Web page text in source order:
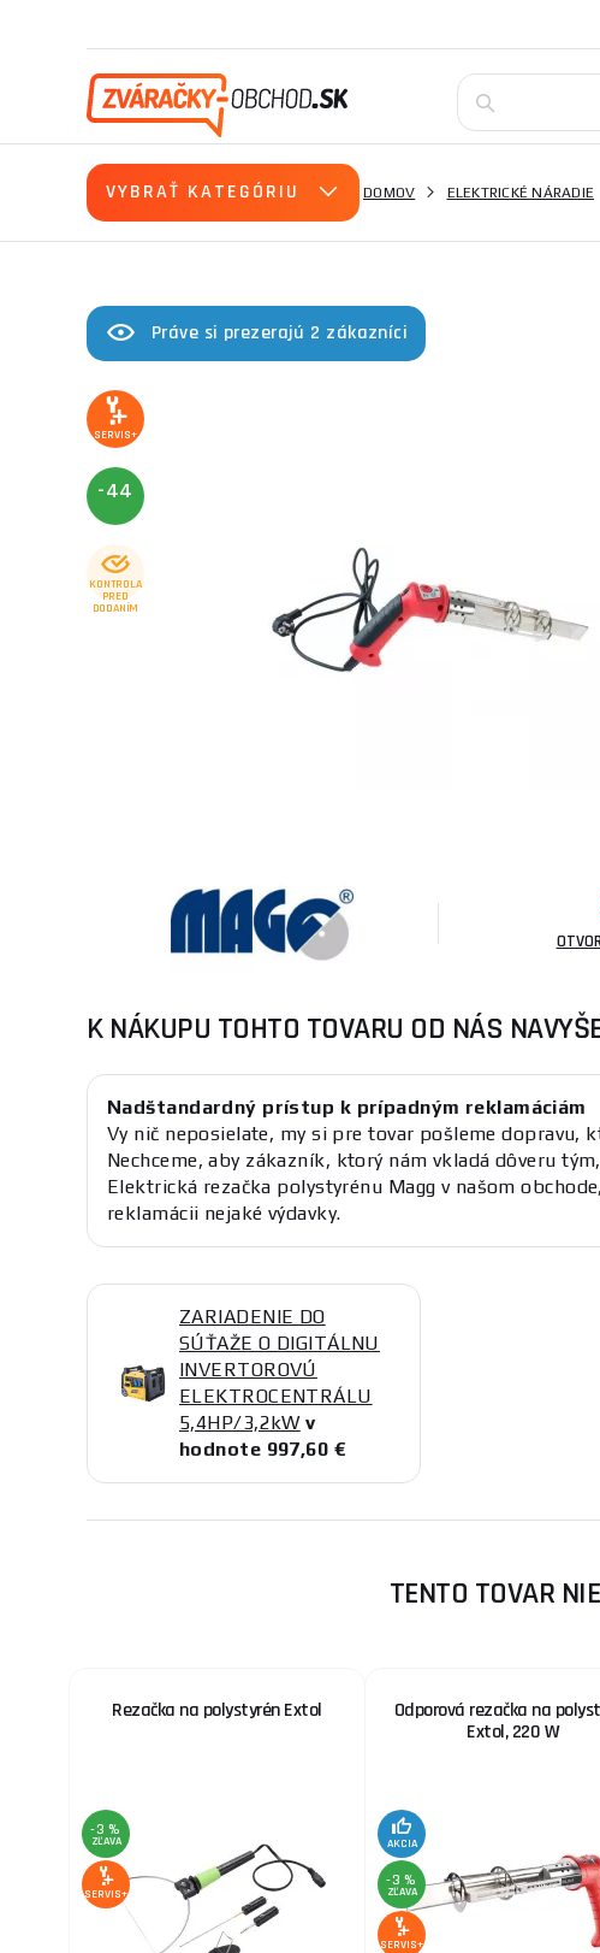
VYBRAŤ KATEGÓRIU DOMOV ELEKTRICKÉ NÁRADIE
Práve si prezerajú 2 zákazníci
SERVIS+
-44
ZĽAVA
KONTROLA
PRED
DODANÍM
K NÁKUPU TOHTO TOVARU OD NÁS
Nadštandardný prístup k prípadným reklamáciám
Vy nič neposielate, my si pre tovar pošleme dopravu,
Nechceme, aby zákazník, ktorý nám vkladá dôveru
Elektrická rezačka polystyrénu Magg v našom
reklamácii nejaké výdavky.
ZARIADENIE DO
SÚŤAŽE O DIGITÁLNU
INVERTOROVÚ
ELEKTROCENTRÁLU
5,4HP/3,2kW v
hodnote 997,60 €
TENTO TOVAR
Rezačka na polystyrén Extol
-3 %
ZĽAVA
SERVIS+
Odporová rezačka na
Extol, 220 W
AKCIA
-3 %
ZĽAVA
SERVIS+